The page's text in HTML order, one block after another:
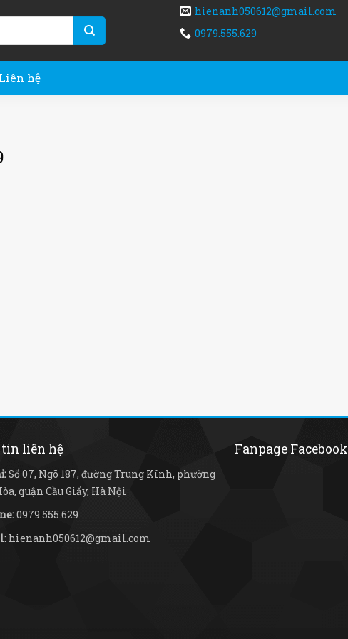
hienanh050612@gmail.com
0979.555.629
Liên hệ
liên hệ
Số 07, Ngõ 187, đường Trung Kính, phường
quận Cầu Giấy, Hà Nội
0979.555.629
hienanh050612@gmail.com
Fanpage Facebook